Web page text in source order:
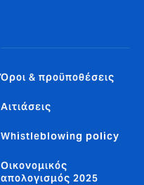
Όροι & προϋποθέσεις
Αιτιάσεις
Whistleblowing policy
Οικονομικός
απολογισμός 2025